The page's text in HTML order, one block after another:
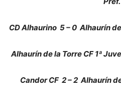
CD Alhaurino 5 – 0 Alhaurín
Alhaurín de la Torre CF 1ª
Candor CF 2 – 2Alhaurín de